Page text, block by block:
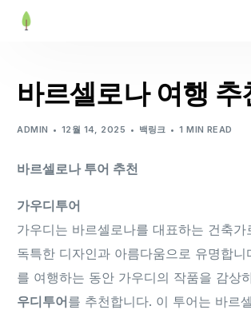
바르셀로나 여행 추
ADMIN 12월 14, 2025 백링크 1 MIN READ
바르셀로나 투어 추천
가우디투어
가우디는 바르셀로나를 대표하는 건축
독특한 디자인과 아름다움으로 유명합니
를 여행하는 동안 가우디의 작품을 감상
우디투어를 추천합니다. 이 투어는 바르